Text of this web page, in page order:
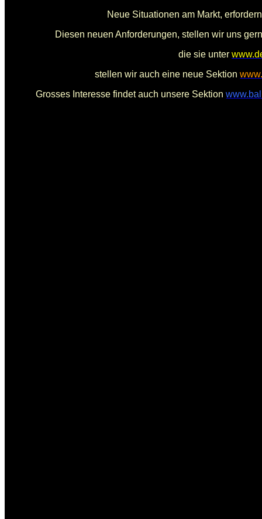
Neue Situationen am Markt,
Diesen neuen Anforderungen, stellen wir uns
die sie unter
stellen wir auch eine neue Sektion
Grosses Interesse findet auch unsere Sektion